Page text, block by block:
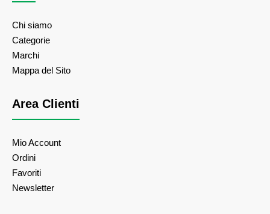
Chi siamo
Categorie
Marchi
Mappa del Sito
Area Clienti
Mio Account
Ordini
Favoriti
Newsletter